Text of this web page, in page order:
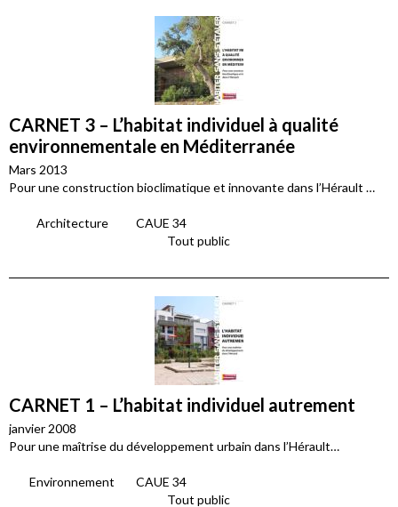
CARNET 3 – L’habitat individuel à qualité
environnementale en Méditerranée
Mars 2013
Pour une construction bioclimatique et innovante dans l’Hérault …
Architecture
CAUE 34
Tout public
CARNET 1 – L’habitat individuel autrement
janvier 2008
Pour une maîtrise du développement urbain dans l’Hérault…
Environnement
CAUE 34
Tout public